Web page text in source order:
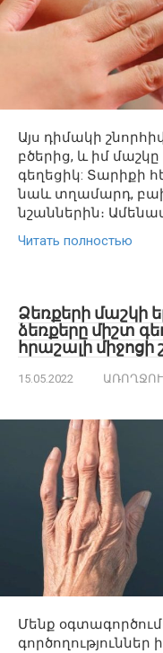
Այս դիմակի
բծերից, և իմ
գեղեցիկ: Տարիքի
նաև տղամարդ,
նշաններին։
Читать полностью
Ձեռքերի մաշկի
ձեռքերը միշտ
հրաշալի միջոցի
15.05.2022
Մենք